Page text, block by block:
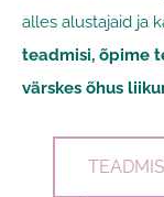
alles alustajaid ja
teadmisi, õpime
värskes õhus